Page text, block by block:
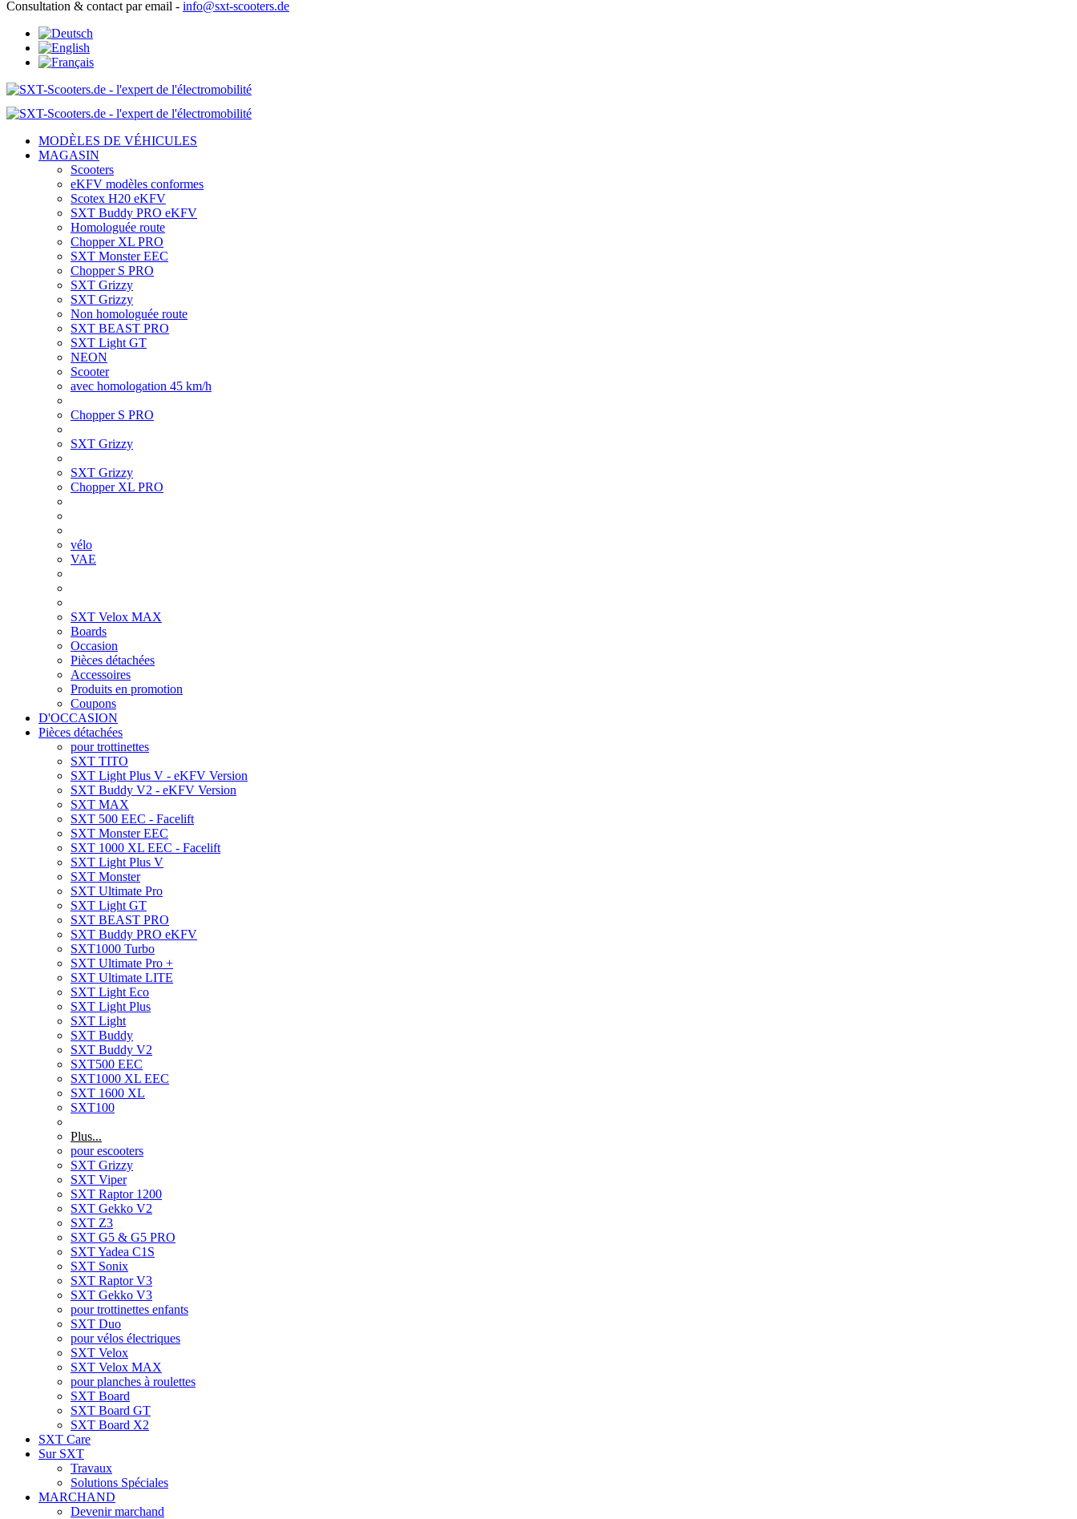
Consultation & contact par email - info@sxt-scooters.de
MODÈLES DE VÉHICULES
MAGASIN
Scooters
eKFV modèles conformes
Scotex H20 eKFV
SXT Buddy PRO eKFV
Homologuée route
Chopper XL PRO
SXT Monster EEC
Chopper S PRO
SXT Grizzy
SXT Grizzy
Non homologuée route
SXT BEAST PRO
SXT Light GT
NEON
Scooter
avec homologation 45 km/h
Chopper S PRO
SXT Grizzy
SXT Grizzy
Chopper XL PRO
vélo
VAE
SXT Velox MAX
Boards
Occasion
Pièces détachées
Accessoires
Produits en promotion
Coupons
D'OCCASION
Pièces détachées
pour trottinettes
SXT TITO
SXT Light Plus V - eKFV Version
SXT Buddy V2 - eKFV Version
SXT MAX
SXT 500 EEC - Facelift
SXT Monster EEC
SXT 1000 XL EEC - Facelift
SXT Light Plus V
SXT Monster
SXT Ultimate Pro
SXT Light GT
SXT BEAST PRO
SXT Buddy PRO eKFV
SXT1000 Turbo
SXT Ultimate Pro +
SXT Ultimate LITE
SXT Light Eco
SXT Light Plus
SXT Light
SXT Buddy
SXT Buddy V2
SXT500 EEC
SXT1000 XL EEC
SXT 1600 XL
SXT100
Plus...
pour escooters
SXT Grizzy
SXT Viper
SXT Raptor 1200
SXT Gekko V2
SXT Z3
SXT G5 & G5 PRO
SXT Yadea C1S
SXT Sonix
SXT Raptor V3
SXT Gekko V3
pour trottinettes enfants
SXT Duo
pour vélos électriques
SXT Velox
SXT Velox MAX
pour planches à roulettes
SXT Board
SXT Board GT
SXT Board X2
SXT Care
Sur SXT
Travaux
Solutions Spéciales
MARCHAND
Devenir marchand